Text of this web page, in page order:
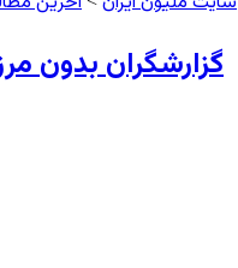
گزارشگران بدون